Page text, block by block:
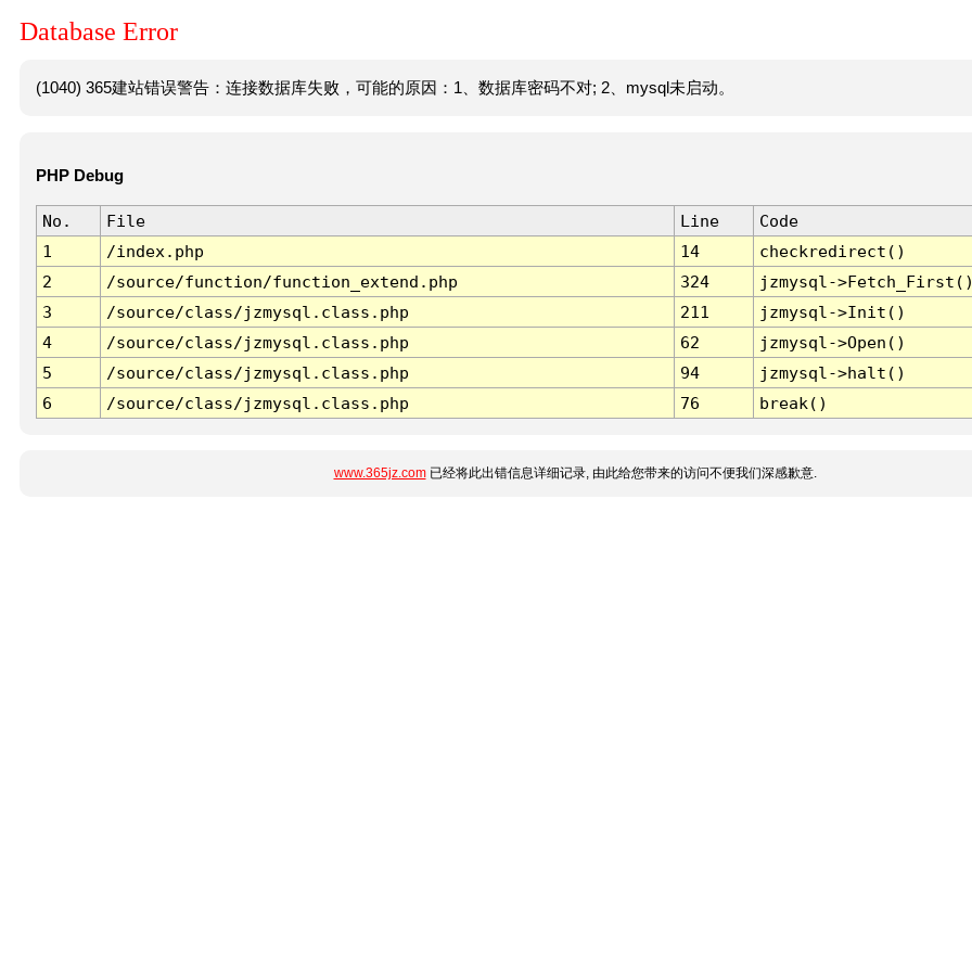
Database Error
(1040) 365建站错误警告：连接数据库失败，可能的原因：1、数据库密码不对; 2、mysql未启动。
PHP Debug
No. File Line
Code
1
/index.php 14
checkredirect()
2
/source/function/function_extend.php 324
jzmysql-
3
/source/class/jzmysql.class.php 211
jzmysql->Init()
4
/source/class/jzmysql.class.php 62
jzmysql->Open()
5
/source/class/jzmysql.class.php 94
jzmysql->halt()
6
/source/class/jzmysql.class.php 76 break()
www.365jz.com已经将此出错信息详细记录, 由此给您带来的访问不便我们深感歉意.